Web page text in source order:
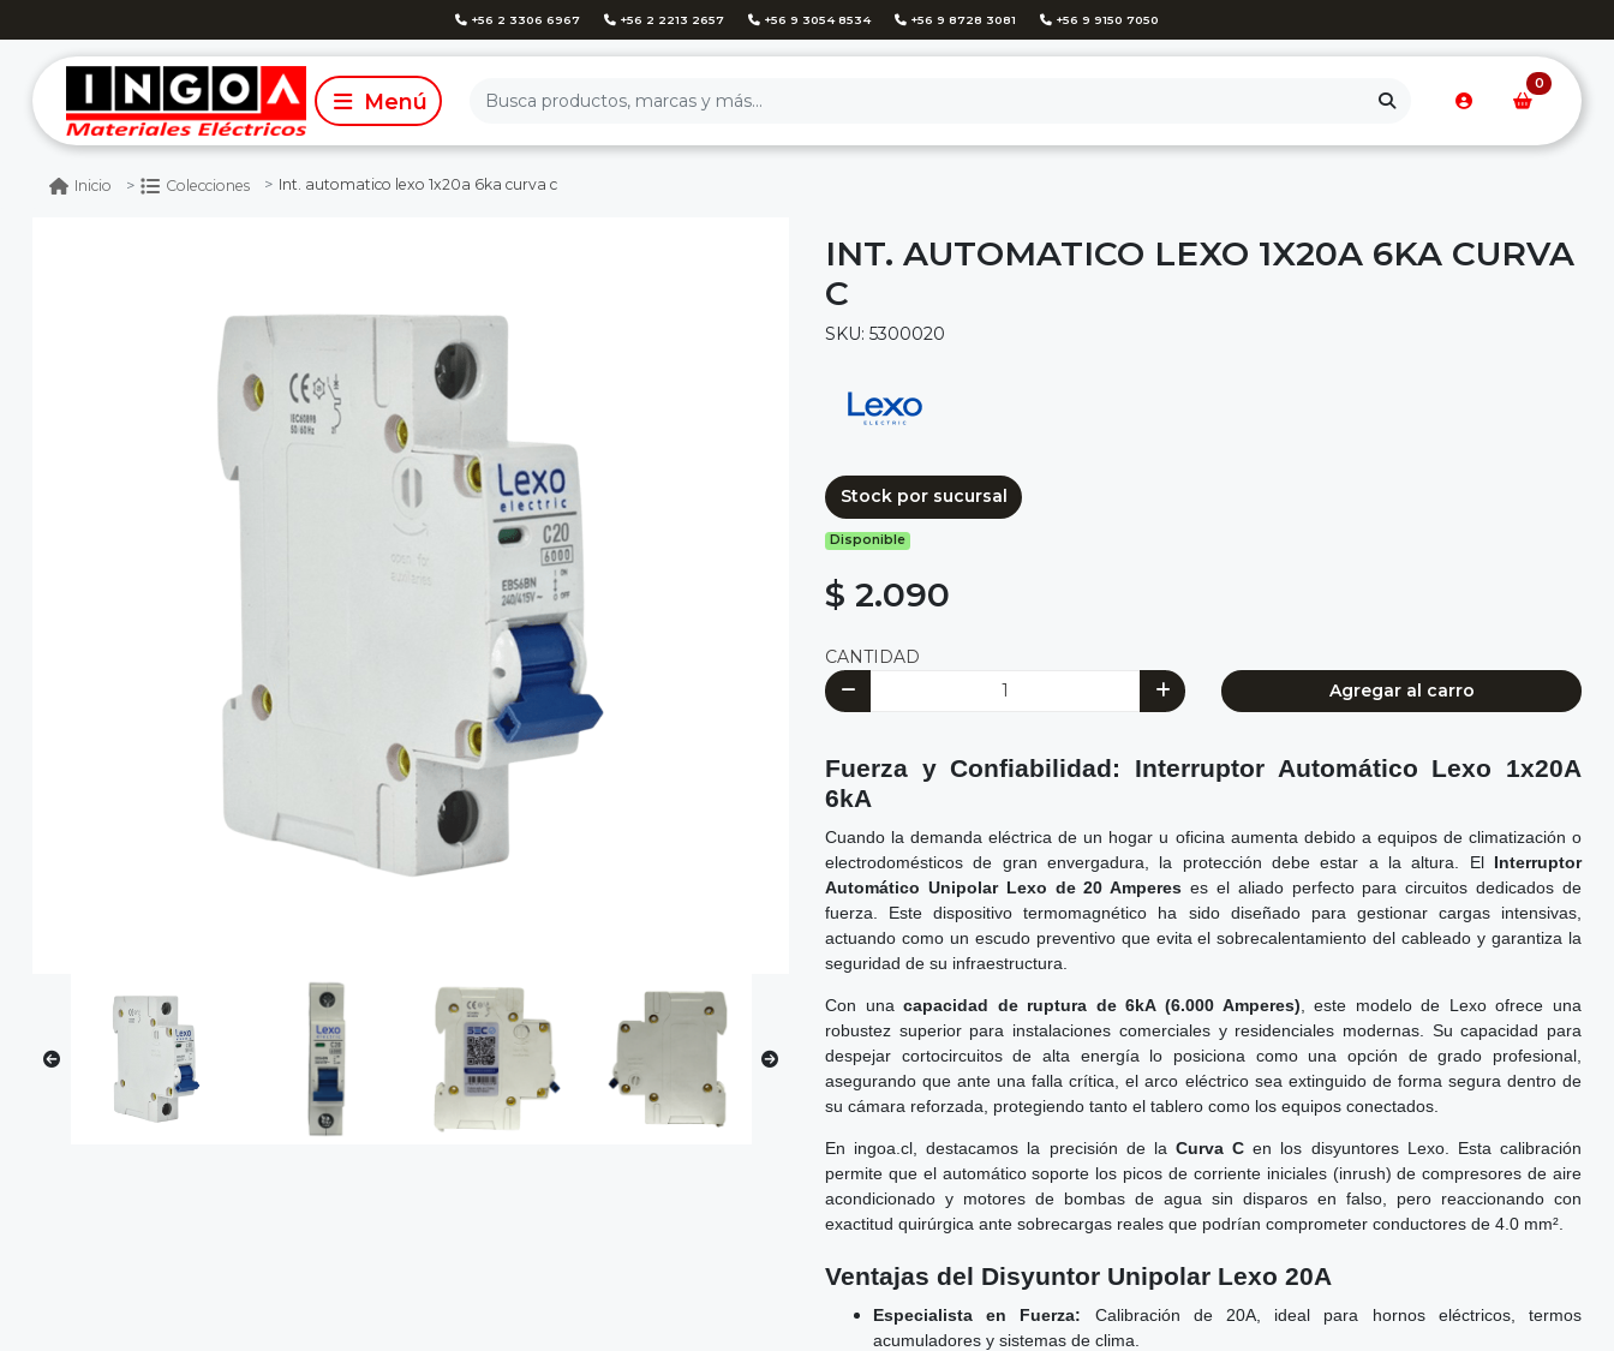
+56 2 3306 6967 +56 2 2213 2657 +56 9 3054 8534 +56 9 8728 3081 +56 9 9150 7050
0
Inicio Colecciones Int. automatico lexo 1x20a 6ka curva c
INT. AUTOMATICO LEXO 1X20A 6KA CURVA
C
SKU: 5300020
Stock por sucursal
Disponible
$ 2.090
CANTIDAD
Agregar al carro
Fuerza y Confiabilidad: Interruptor Automático Lexo 1x20A
6kA
Cuando la demanda eléctrica de un hogar u oficina aumenta debido a equipos de climatización o
electrodomésticos de gran envergadura, la protección debe estar a la altura. El Interruptor
Automático Unipolar Lexo de 20 Amperes es el aliado perfecto para circuitos dedicados de
fuerza. Este dispositivo termomagnético ha sido diseñado para gestionar cargas intensivas,
actuando como un escudo preventivo que evita el sobrecalentamiento del cableado y garantiza la
seguridad de su infraestructura.
Con unacapacidad de ruptura de 6kA (6.000 Amperes) , este modelo de Lexo ofrece una
robustez superior para instalaciones comerciales y residenciales modernas. Su capacidad para
despejar cortocircuitos de alta energía lo posiciona como una opción de grado profesional,
asegurando que ante una falla crítica, el arco eléctrico sea extinguido de forma segura dentro de
su cámara reforzada, protegiendo tanto el tablero como los equipos conectados.
En ingoa.cl, destacamos la precisión de la Curva C en los disyuntores Lexo. Esta calibración
permite que el automático soporte los picos de corriente iniciales (inrush) de compresores de aire
acondicionado y motores de bombas de agua sin disparos en falso, pero reaccionando con
exactitud quirúrgica ante sobrecargas reales que podrían comprometer conductores de 4.0 mm².
Ventajas del Disyuntor Unipolar Lexo 20A
Especialista en Fuerza: Calibración de 20A, ideal para hornos eléctricos, termos
acumuladores y sistemas de clima.